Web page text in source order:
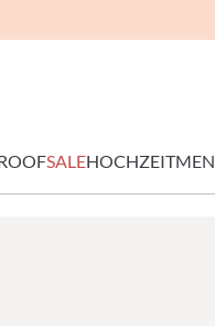
SALEHOCHZEITMEN